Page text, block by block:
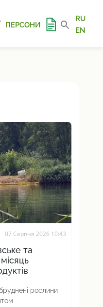
ПЕРСОНИ
RU
EN
07 Серпня 2026 10:43
та
рослини